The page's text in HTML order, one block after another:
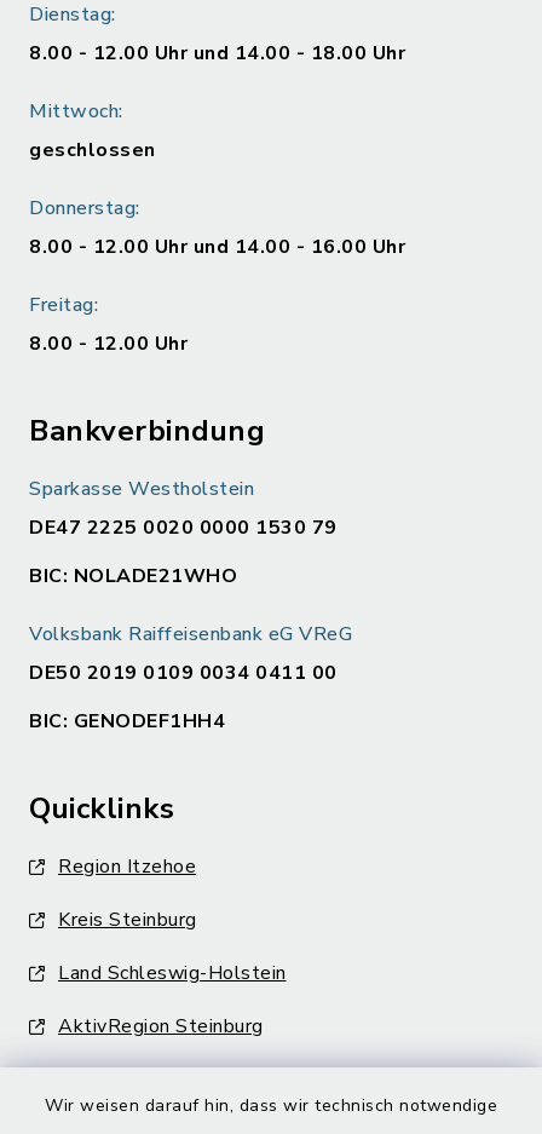
Wir weisen darauf hin, dass wir technisch notwendige
Dienstag:
8.00 - 12.00 Uhr und 14.00 - 18.00 Uhr
Mittwoch:
geschlossen
Donnerstag:
8.00 - 12.00 Uhr und 14.00 - 16.00 Uhr
Freitag:
8.00 - 12.00 Uhr
Bankverbindung
Sparkasse Westholstein
DE47 2225 0020 0000 1530 79
BIC: NOLADE21WHO
Volksbank Raiffeisenbank eG VReG
DE50 2019 0109 0034 0411 00
BIC: GENODEF1HH4
Quicklinks
Region Itzehoe
Kreis Steinburg
Land Schleswig-Holstein
AktivRegion Steinburg